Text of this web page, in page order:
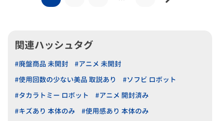
関連ハッシュタグ
#廃盤商品 未開封
#アニメ 未開封
#使用回数の少ない美品 取説あり
#ソフビ ロボット
#タカラトミー ロボット
#アニメ 開封済み
#キズあり 本体のみ
#使用感あり 本体のみ